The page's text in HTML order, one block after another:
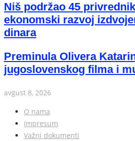
Niš podržao 45
ekonomski razvoj
dinara
Preminula Olivera
jugoslovenskog filma i
avgust 8, 2026
O nama
Impresum
Važni dokumenti